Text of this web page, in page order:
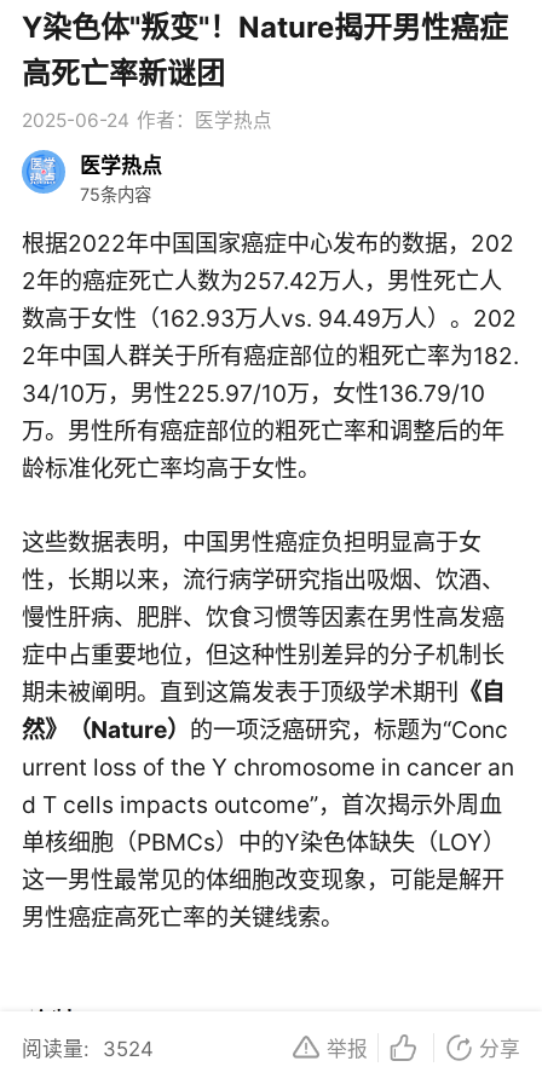
Y染色体"叛变"！Nature揭开男性癌症
高死亡率新谜团
2025-06-24 作者：医学热点
医学热点
75条内容
根据2022年中国国家癌症中心发布的数据，202
2年的癌症死亡人数为257.42万人，男性死亡人
数高于女性（162.93万人vs. 94.49万人）。202
2年中国人群关于所有癌症部位的粗死亡率为182.
34/10万，男性225.97/10万，女性136.79/10
万。男性所有癌症部位的粗死亡率和调整后的年
龄标准化死亡率均高于女性。
这些数据表明，中国男性癌症负担明显高于女
性，长期以来，流行病学研究指出吸烟、饮酒、
慢性肝病、肥胖、饮食习惯等因素在男性高发癌
症中占重要地位，但这种性别差异的分子机制长
期未被阐明。直到这篇发表于顶级学术期刊
《自
然》（Nature） 的一项泛癌研究，标题为“Conc
urrent loss of the Y chromosome in cancer an
d T cells impacts outcome”，首次揭示外周血
单核细胞（PBMCs）中的Y染色体缺失（LOY）
这一男性最常见的体细胞改变现象，可能是解开
男性癌症高死亡率的关键线索。
阅读量: 3524 举报 分享